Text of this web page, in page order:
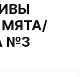
№3